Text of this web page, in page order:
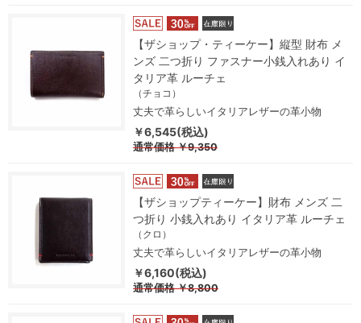
【ザショップ・ティーケー】縦型 財布 メ
ンズ 二つ折り ファスナー小銭入れあり イ
タリア革 ルーチェ
（チョコ）
丈夫で革らしいイタリアレザーの革小物
￥6,545(税込)
通常価格￥9,350
【ザショップティーケー】財布 メンズ 二
つ折り 小銭入れあり イタリア革 ルーチェ
（クロ）
丈夫で革らしいイタリアレザーの革小物
￥6,160(税込)
通常価格￥8,800